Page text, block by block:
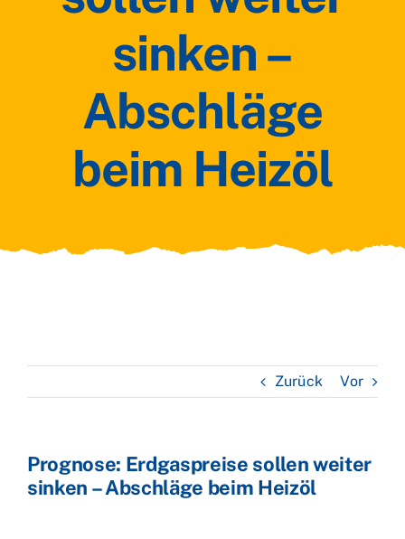
sinken –
Abschläge
beim Heizöl
Zurück Vor
Prognose: Erdgaspreise sollen weiter
sinken – Abschläge beim Heizöl